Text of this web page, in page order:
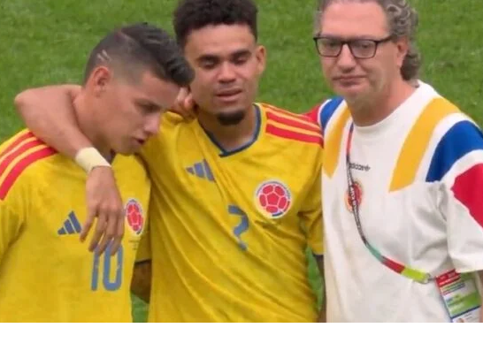
De La Espriella en la Arena USC LO ÚLTIMO
[ 6 de agosto de 2026 ] Tribunal niega medida cautelar sobre la posesión de Abelardo de la Espriella
JUDICIALES